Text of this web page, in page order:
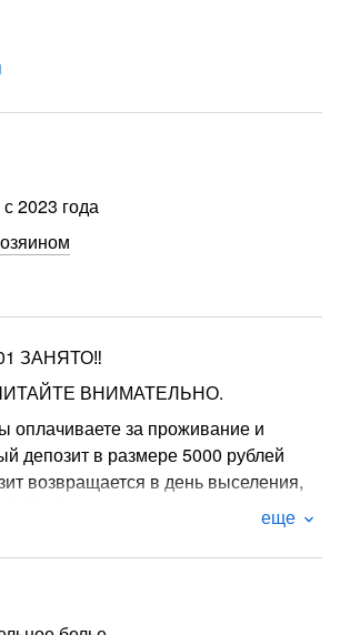
2023 года
ЗАНЯТО‼️
ВНИМАТЕЛЬНО.
оплачиваете за проживание и
депозит в размере 5000 рублей
возвращается в день выселения,
УКАЗЫВАЙТЕ ПРАВИЛЬНОЕ
еще